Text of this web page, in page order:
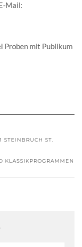
Mail:
Proben mit Publikum
STEINBRUCH ST.